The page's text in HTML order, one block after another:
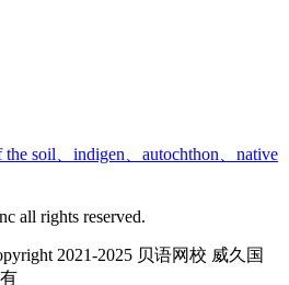
soil、indigen、autochthon、native
all rights reserved.
2021-2025 贝语网校 威久国